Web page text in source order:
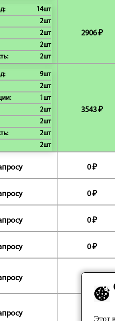
14шт
2шт
2шт
2шт
2шт
2906 ₽
9шт
2шт
1шт
2шт
2шт
2шт
2шт
3543 ₽
0 ₽
0 ₽
0 ₽
0 ₽
Этот